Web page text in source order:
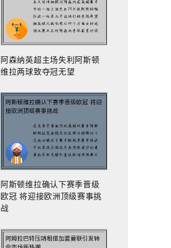
阿森纳英超主场失利阿斯顿
维拉两球致夺冠无望
阿斯顿维拉确认下赛季晋级
欧冠 将迎接欧洲顶级赛事挑
战